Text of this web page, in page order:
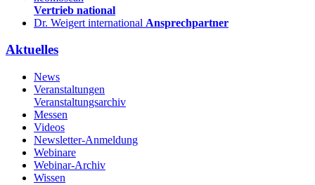
Vertrieb national
Dr. Weigert international Ansprechpartner
Aktuelles
News
Veranstaltungen
Veranstaltungsarchiv
Messen
Videos
Newsletter-Anmeldung
Webinare
Webinar-Archiv
Wissen